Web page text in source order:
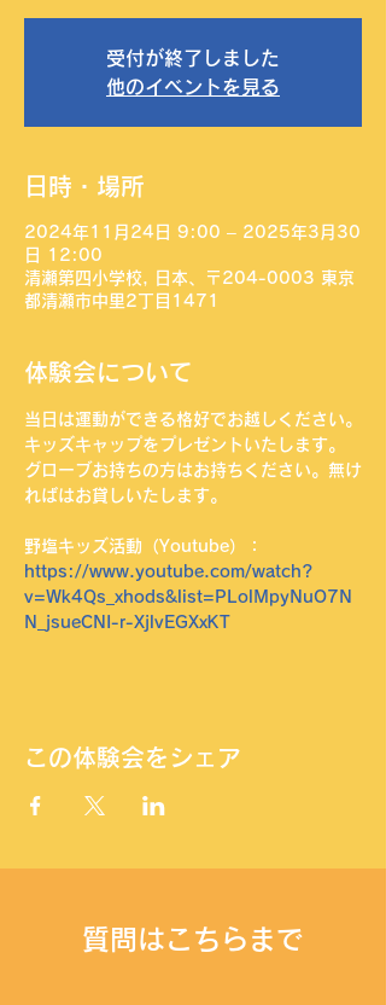
受付が終了しました
他のイベントを見る
日時・場所
2024年11月24日 9:00 – 2025年3月30
日 12:00
清瀬第四小学校, 日本、〒204-0003 東京
都清瀬市中里2丁目1471
体験会について
当日は運動ができる格好でお越しください。
キッズキャップをプレゼントいたします。
グローブお持ちの方はお持ちください。無け
ればはお貸しいたします。
野塩キッズ活動（Youtube）：
https://www.youtube.com/watch?
v=Wk4Qs_xhods&list=PLolMpyNuO7N
N_jsueCNI-r-XjlvEGXxKT
この体験会をシェア
​質問はこちらまで